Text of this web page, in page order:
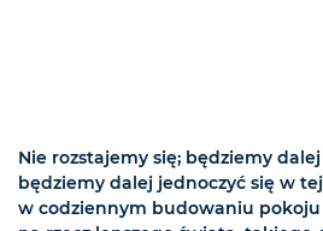
Nie rozstajemy się; będziemy
będziemy dalej jednoczyć się w
w codziennym budowaniu